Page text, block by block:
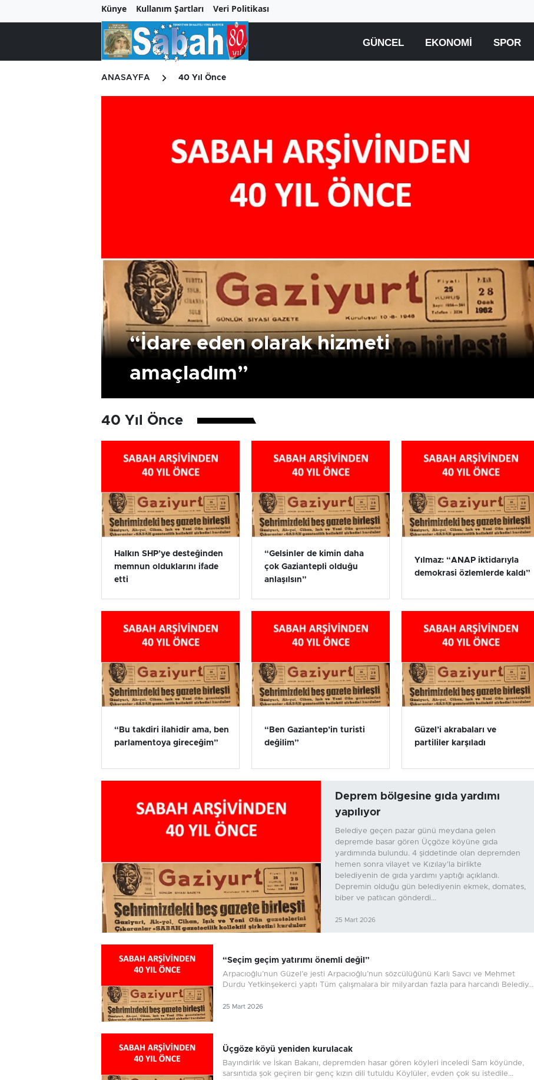
Künye Kullanım Şartları Veri Politikası
GÜNCEL EKONOMI SPOR
ANASAYFA 40 Yıl Önce
“İdare eden olarak hizmeti
amaçladım”
40 Yıl Önce
Halkın SHP’ye desteğinden
memnun olduklarını ifade
etti
“Gelsinler de kimin daha
çok Gaziantepli olduğu
anlaşılsın”
Yılmaz: “ANAP iktidarıyla
demokrasi özlemlerde kaldı”
“Bu takdiri ilahidir ama, ben
parlamentoya gireceğim”
“Ben Gaziantep’in turisti
değilim”
Güzel’i akrabaları ve
partililer karşıladı
Deprem bölgesine gıda yardımı
yapılıyor
Belediye geçen pazar günü meydana gelen
depremde basar gören Üçgöze köyüne gıda
yardımında bulundu. 4 şiddetinde olan depremden
hemen sonra vilayet ve Kızılay'la birlikte
belediyenin de gıda yardımı yaptığı açıklandı.
Depremin olduğu gün belediyenin ekmek, domates,
biber ve patlıcan gönderdi...
25 Mart 2026
“Seçim geçim yatırımı önemli değil”
Arpacıoğlu’nun Güzel’e jesti Arpacıoğlu’nun sözcülüğünü Karlı Savcı ve Mehmet
Durdu Yetkinşekerci yaptı Tüm çalışmalara bir milyardan fazla para harcandı Belediy...
25 Mart 2026
Üçgöze köyü yeniden kurulacak
Bayındırlık ve İskan Bakanı, depremden hasar gören köyleri inceledi Sam köyünde,
sarsıntıda şok geçiren bir genç kızın dili tutuldu Köylüler, evden çok su istedile...